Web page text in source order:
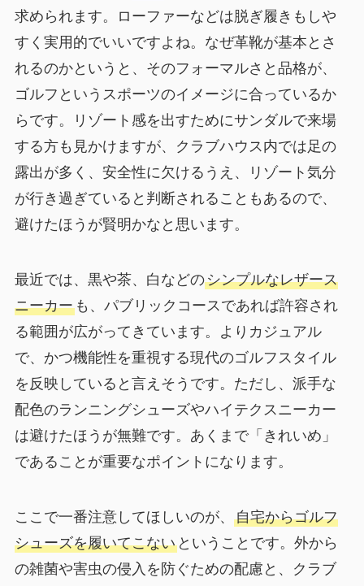
求められます。ローファーなどは脱ぎ履きもしや
すく実用的でいいですよね。なぜ革靴が基本とさ
れるのかというと、そのフォーマルさと品格が、
ゴルフというスポーツのイメージに合っているか
らです。リゾート感を出すためにサンダルで来場
する方も見かけますが、クラブハウス内では足の
露出が多く、安全性に欠けるうえ、リゾート気分
が行き過ぎていると判断されることもあるので、
避けたほうが賢明かなと思います。
最近では、黒や茶、白などのシンプルなレザース
ニーカーも、パブリックコースであれば許容され
る範囲が広がってきています。よりカジュアル
で、かつ機能性を重視する現代のゴルフスタイル
を反映していると言えそうです。ただし、派手な
配色のランニングシューズやハイテクスニーカー
は避けたほうが無難です。あくまで「きれいめ」
であることが重要なポイントになります。
ここで一番注意してほしいのが、 自宅からゴルフ
シューズを履いてこないということです。外から
の雑菌や害虫の侵入を防ぐための配慮と、クラブ